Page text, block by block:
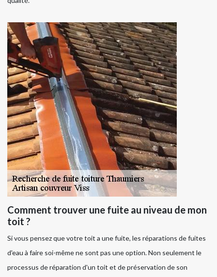
Comment trouver une fuite au niveau de mon
toit ?
Si vous pensez que votre toit a une fuite, les réparations de fuites
d'eau à faire soi-même ne sont pas une option. Non seulement le
processus de réparation d'un toit et de préservation de son